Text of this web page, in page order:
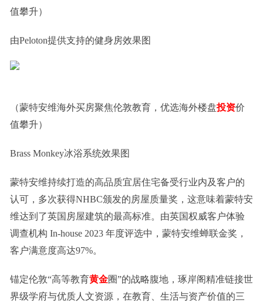
值攀升）
由Peloton提供支持的健身房效果图
（蒙特安维海外买房聚焦伦敦教育，优选海外楼盘投资价
值攀升）
Brass Monkey冰浴系统效果图
蒙特安维持续打造的高品质宜居住宅备受行业内及客户的
认可，多次获得NHBC颁发的房屋质量奖，这意味着蒙特安
维达到了英国房屋建筑的最高标准。由英国权威客户体验
调查机构 In-house 2023 年度评选中，蒙特安维蝉联金奖，
客户满意度高达97%。
锚定伦敦“高等教育黄金圈”的战略腹地，琢岸阁精准链接世
界级学府与优质人文资源，在教育、生活与资产价值的三